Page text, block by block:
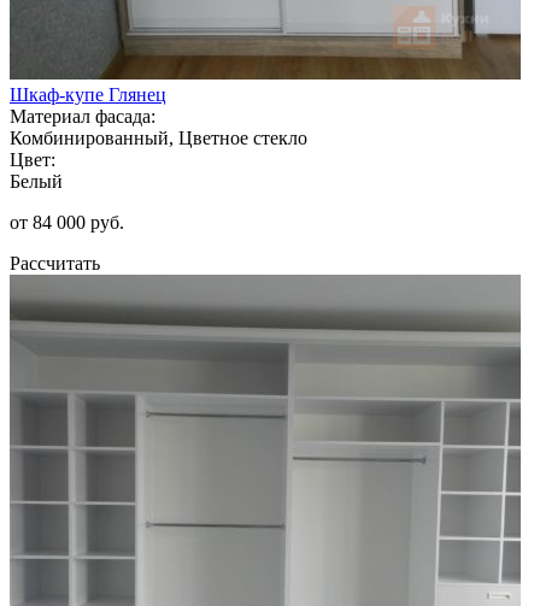
Шкаф-купе Глянец
Материал фасада:
Комбинированный, Цветное стекло
Цвет:
Белый
от 84 000 руб.
Рассчитать